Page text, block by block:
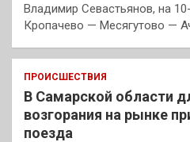
Владимир Севастьянов, на
Кропачево — Месягутово —
ПРОИСШЕСТВИЯ
В Самарской области
возгорания на рынке
поезда